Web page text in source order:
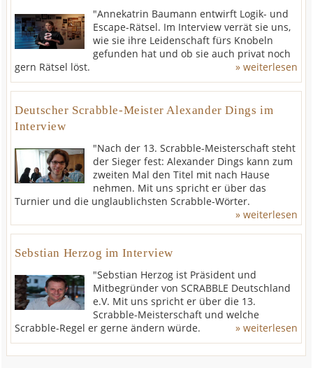
"Annekatrin Baumann entwirft Logik- und
Escape-Rätsel. Im Interview verrät sie uns,
wie sie ihre Leidenschaft fürs Knobeln
gefunden hat und ob sie auch privat noch
gern Rätsel löst.
» weiterlesen
Deutscher Scrabble-Meister Alexander Dings im
Interview
"Nach der 13. Scrabble-Meisterschaft steht
der Sieger fest: Alexander Dings kann zum
zweiten Mal den Titel mit nach Hause
nehmen. Mit uns spricht er über das
Turnier und die unglaublichsten Scrabble-Wörter.
» weiterlesen
Sebstian Herzog im Interview
"Sebstian Herzog ist Präsident und
Mitbegründer von SCRABBLE Deutschland
e.V. Mit uns spricht er über die 13.
Scrabble-Meisterschaft und welche
Scrabble-Regel er gerne ändern würde.
» weiterlesen